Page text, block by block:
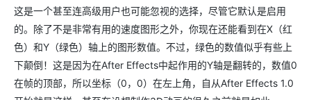
这是一个甚至连高级用户也可能忽视的选择，尽管它默认是启用
的。除了不是非常有用的速度图形之外，你现在还能看到在X（红
色）和Y（绿色）轴上的图形数值。不过，绿色的数值似乎有些上
下颠倒！这是因为在After Effects中起作用的Y轴是翻转的，数值0
在帧的顶部，所以坐标（0，0）在左上角，自从After Effects 1.0